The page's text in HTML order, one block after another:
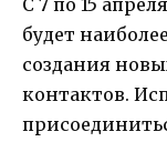
С 7 по 15
будет
создания
контактов.